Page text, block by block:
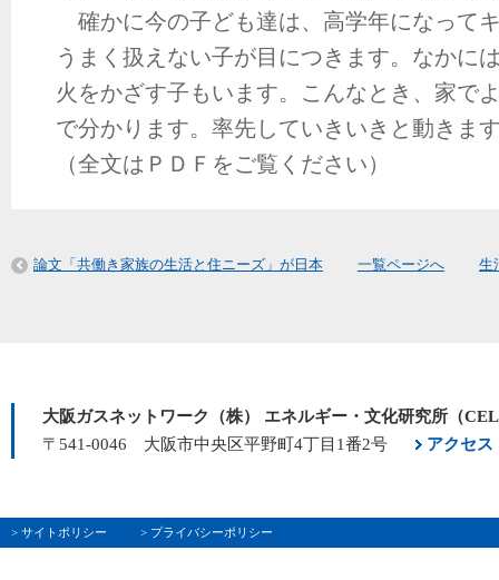
確かに今の子ども達は、高学年になって
うまく扱えない子が目につきます。なかに
火をかざす子もいます。こんなとき、家で
で分かります。率先していきいきと動きま
（全文はＰＤＦをご覧ください）
論文「共働き家族の生活と住ニーズ」が日本 一覧ページへ 生
大阪ガスネットワーク（株） エネルギー・文化研究所（
〒541-0046 大阪市中央区平野町4丁目1番2号
アクセス
> サイトポリシー > プライバシーポリシー